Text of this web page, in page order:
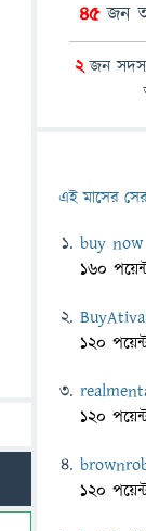
45জন
2জন
এই মাসের
buy now
160
120
120
120